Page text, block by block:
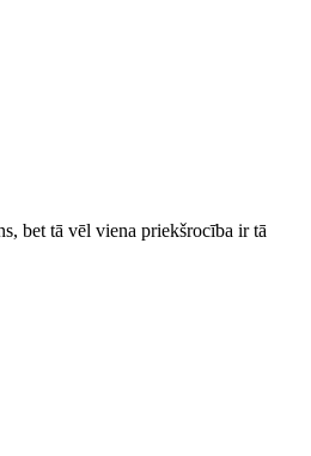
bet tā vēl viena priekšrocība ir tā